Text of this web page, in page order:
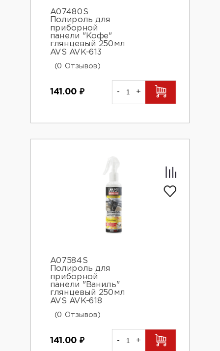
A07480S
Полироль для
приборной
панели "Кофе"
глянцевый 250мл
AVS AVK-613
(0 Отзывов)
141.00 ₽ - +
A07584S
Полироль для
приборной
панели "Ваниль"
глянцевый 250мл
AVS AVK-618
(0 Отзывов)
141.00 ₽ - +